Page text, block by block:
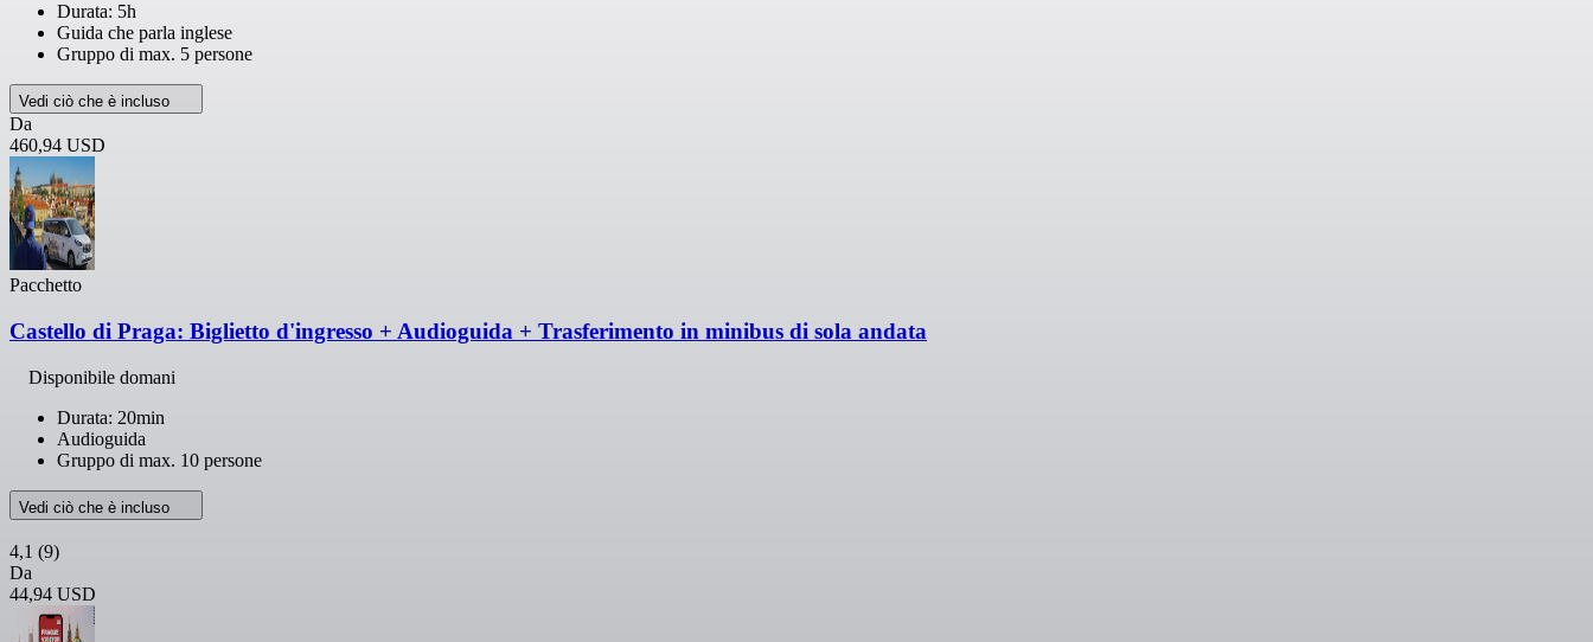
Durata: 5h
Guida che parla inglese
Gruppo di max. 5 persone
Vedi ciò che è incluso
Da
460,94 USD
Pacchetto
Castello di Praga: Biglietto d'ingresso + Audioguida + Trasferimento in minibus di sola andata
Disponibile domani
Durata: 20min
Audioguida
Gruppo di max. 10 persone
Vedi ciò che è incluso
4,1 (9)
Da
44,94 USD